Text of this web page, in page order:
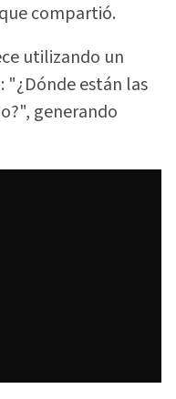
compartió.
utilizando un
están las
generando